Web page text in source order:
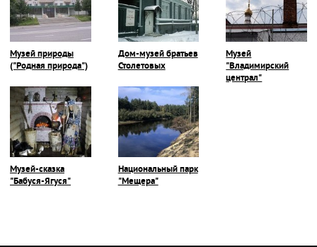
Музей природы
("Родная природа")
Дом-музей братьев
Столетовых
Музей
"Владимирский
централ"
Музей-сказка
"Бабуся-Ягуся"
Национальный парк
"Мещера"